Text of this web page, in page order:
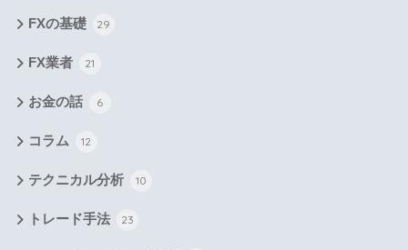
FXの基礎 29
FX業者 21
お金の話 6
コラム 12
テクニカル分析 10
トレード手法 23